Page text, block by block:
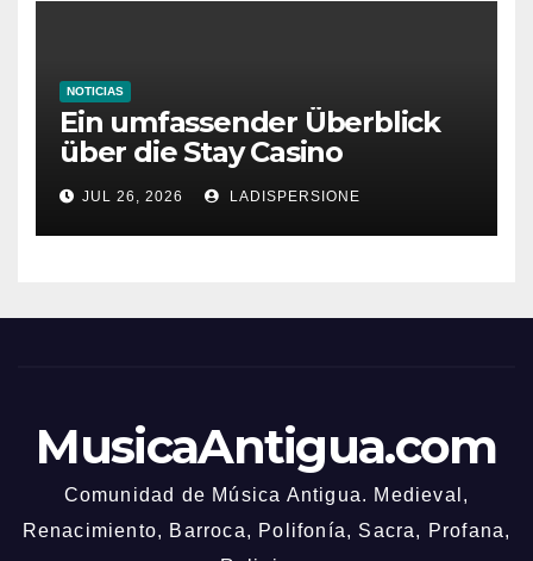
NOTICIAS
Ein umfassender Überblick
über die Stay Casino
Bonusbedingungen
JUL 26, 2026 LADISPERSIONE
MusicaAntigua.com
Comunidad de Música Antigua. Medieval,
Renacimiento, Barroca, Polifonía, Sacra, Profana,